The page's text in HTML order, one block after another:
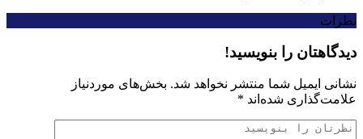
نظرات
دیدگاهتان را بنویسید!
نشانی ایمیل شما منتشر نخواهد شد. بخش‌های موردنیاز
علامت‌گذاری شده‌اند *